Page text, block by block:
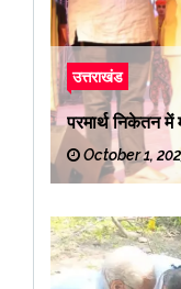
उत्तराखंड
परमार्थ निकेतन में
October 1,